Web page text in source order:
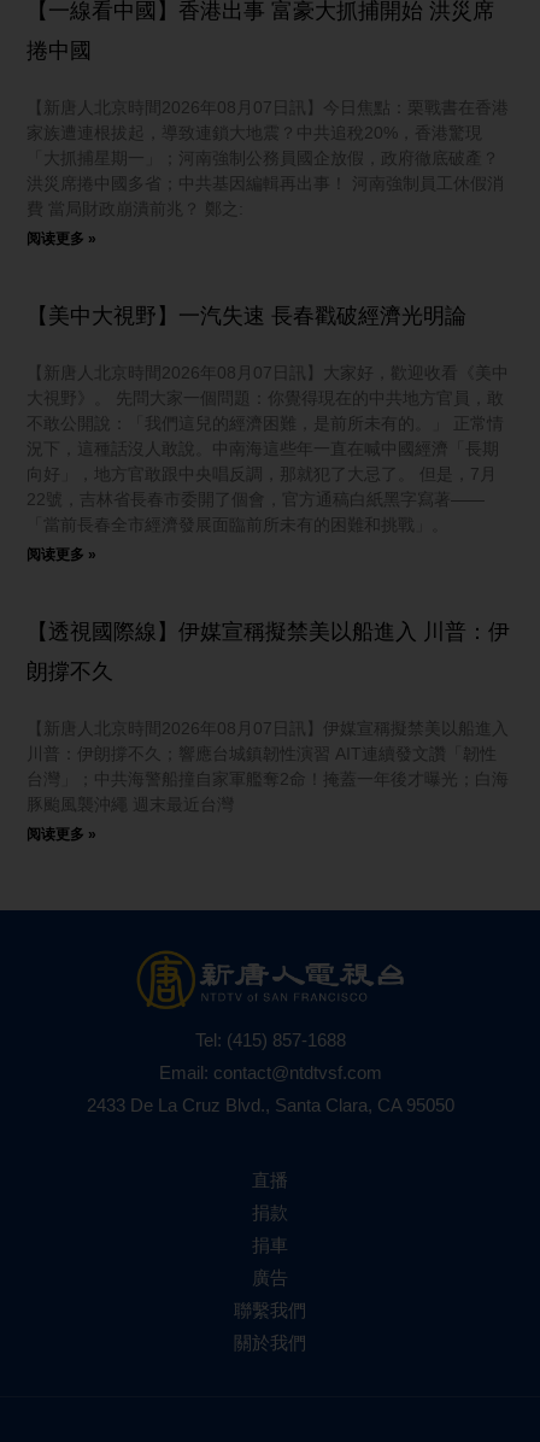
【一線看中國】香港出事 富豪大抓捕開始 洪災席
捲中國
【新唐人北京時間2026年08月07日訊】今日焦點：栗戰書在香港
家族遭連根拔起，導致連鎖大地震？中共追稅20%，香港驚現
「大抓捕星期一」；河南強制公務員國企放假，政府徹底破產？
洪災席捲中國多省；中共基因編輯再出事！ 河南強制員工休假消
費 當局財政崩潰前兆？ 鄭之:
阅读更多 »
【美中大視野】一汽失速 長春戳破經濟光明論
【新唐人北京時間2026年08月07日訊】大家好，歡迎收看《美中
大視野》。 先問大家一個問題：你覺得現在的中共地方官員，敢
不敢公開說：「我們這兒的經濟困難，是前所未有的。」 正常情
況下，這種話沒人敢說。中南海這些年一直在喊中國經濟「長期
向好」，地方官敢跟中央唱反調，那就犯了大忌了。 但是，7月
22號，吉林省長春市委開了個會，官方通稿白紙黑字寫著——
「當前長春全市經濟發展面臨前所未有的困難和挑戰」。
阅读更多 »
【透視國際線】伊媒宣稱擬禁美以船進入 川普：伊
朗撐不久
【新唐人北京時間2026年08月07日訊】伊媒宣稱擬禁美以船進入
川普：伊朗撐不久；響應台城鎮韌性演習 AIT連續發文讚「韌性
台灣」；中共海警船撞自家軍艦奪2命！掩蓋一年後才曝光；白海
豚颱風襲沖繩 週末最近台灣
阅读更多 »
Tel: (415) 857-1688
Email: contact@ntdtvsf.com
2433 De La Cruz Blvd., Santa Clara, CA 95050
直播
捐款
捐車
廣告
聯繫我們
關於我們